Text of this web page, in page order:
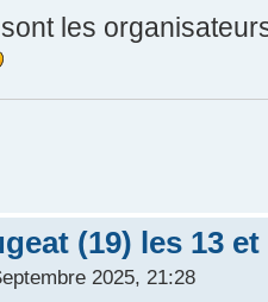
les
(19) les 13
2025, 21:28